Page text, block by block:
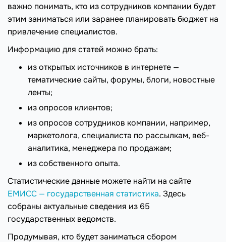
важно понимать, кто из сотрудников компании будет
этим заниматься или заранее планировать бюджет на
привлечение специалистов.
Информацию для статей можно брать:
из открытых источников в интернете —
тематические сайты, форумы, блоги, новостные
ленты;
из опросов клиентов;
из опросов сотрудников компании, например,
маркетолога, специалиста по рассылкам, веб-
аналитика, менеджера по продажам;
из собственного опыта.
Статистические данные можете найти на сайте
ЕМИСС — государственная статистика. Здесь
собраны актуальные сведения из 65
государственных ведомств.
Продумывая, кто будет заниматься сбором